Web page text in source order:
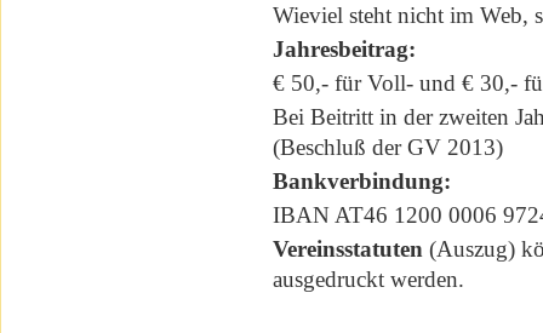
Wieviel steht nicht im Web,
Jahresbeitrag:
€ 50,- für Voll- und € 30,-
Bei Beitritt in der zweiten
(Beschluß der GV 2013)
Bankverbindung:
IBAN AT46 1200 0006
Vereinsstatuten (Auszug)
ausgedruckt werden.